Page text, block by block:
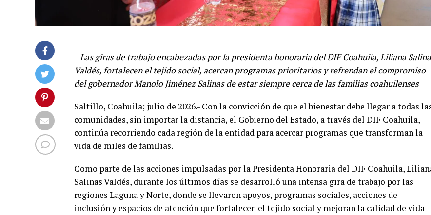
Las giras de trabajo encabezadas por la presidenta honoraria del DIF Coahuila, Liliana
Valdés, fortalecen el tejido social, acercan programas prioritarios y refrendan el compromiso
del gobernador Manolo Jiménez Salinas de estar siempre cerca de las familias coahuilenses
Saltillo, Coahuila; julio de 2026.- Con la convicción de que el bienestar debe llegar a todas
comunidades, sin importar la distancia, el Gobierno del Estado, a través del DIF Coahuila,
continúa recorriendo cada región de la entidad para acercar programas que transforman la
vida de miles de familias.
Como parte de las acciones impulsadas por la Presidenta Honoraria del DIF Coahuila,
Salinas Valdés, durante los últimos días se desarrolló una intensa gira de trabajo por las
regiones Laguna y Norte, donde se llevaron apoyos, programas sociales, acciones de
inclusión y espacios de atención que fortalecen el tejido social y mejoran la calidad de vida